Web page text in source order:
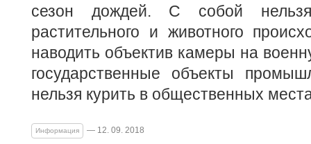
сезон дождей. С собой
растительного и животного
наводить объектив камеры на
государственные объекты
нельзя курить в общественных
Информация — 12. 09. 2018